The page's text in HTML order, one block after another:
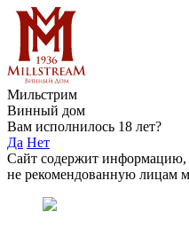
Мильстрим
Винный дом
Вам исполнилось 18 лет?
Да Нет
Сайт содержит информацию,
не рекомендованную лицам